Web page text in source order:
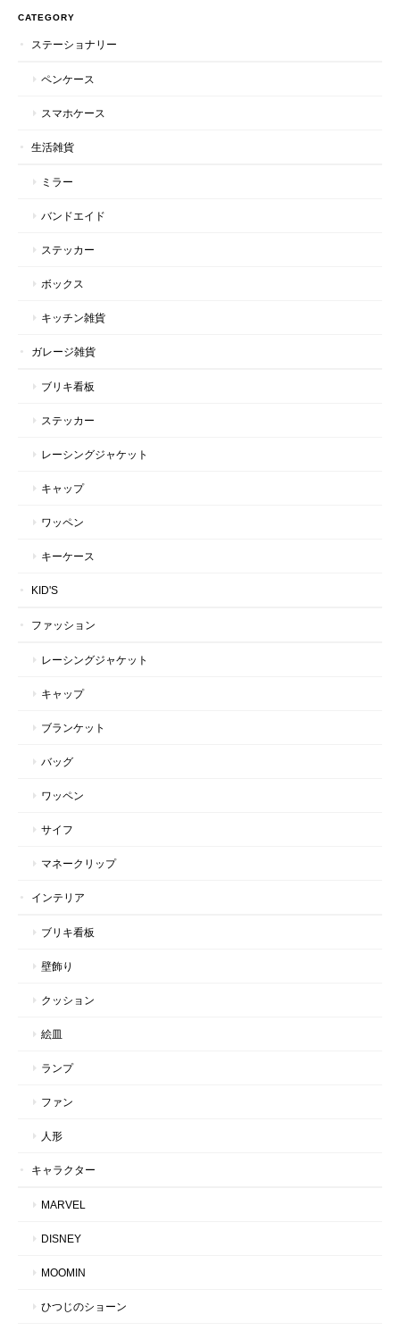
CATEGORY
ステーショナリー
ペンケース
スマホケース
生活雑貨
ミラー
バンドエイド
ステッカー
ボックス
キッチン雑貨
ガレージ雑貨
ブリキ看板
ステッカー
レーシングジャケット
キャップ
ワッペン
キーケース
KID'S
ファッション
レーシングジャケット
キャップ
ブランケット
バッグ
ワッペン
サイフ
マネークリップ
インテリア
ブリキ看板
壁飾り
クッション
絵皿
ランプ
ファン
人形
キャラクター
MARVEL
DISNEY
MOOMIN
ひつじのショーン